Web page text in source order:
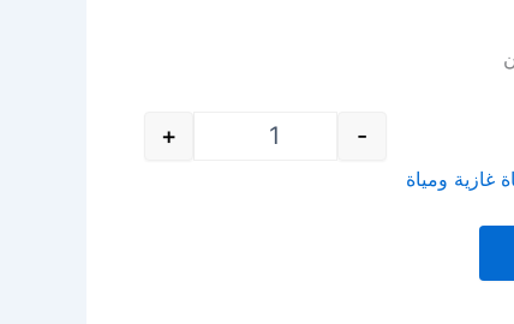
-
+
غازية ومياة